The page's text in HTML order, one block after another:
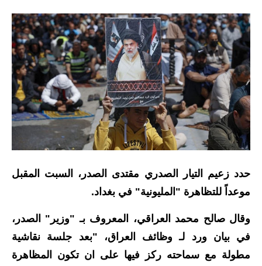
القروض والسلف
المنح المالية
قطع الاراضي
اخبار العراق
الاخبار السياسية
الاخبار الامنية
الاخبار الاقتصادية
المدارس
اخبار وقرارات وزارة التربية
حدد زعيم التيار الصدري مقتدى الصدر، السبت المقبل
موعداً للتظاهرة "المليونية" في بغداد.
وقال صالح محمد العراقي، المعروف بـ "وزير" الصدر،
في بيان ورد لـ وظائف العراق، "بعد جلسة نقاشية
مطولة مع سماحته ركز فيها على ان تكون المظاهرة